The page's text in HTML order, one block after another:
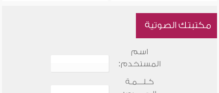
مكتبتك الصوتية
اسم
المستخدم:
كـلـــمـة